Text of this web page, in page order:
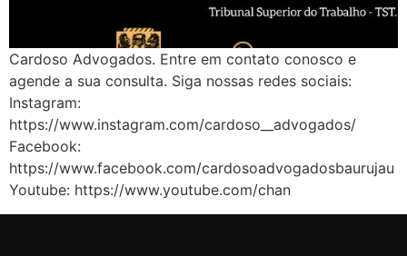
Cardoso Advogados. Entre em contato conosco e
agende a sua consulta. Siga nossas redes sociais:
Instagram:
https://www.instagram.com/cardoso__advogados/
Facebook:
https://www.facebook.com/cardosoadvogadosbaurujau
Youtube: https://www.youtube.com/chan